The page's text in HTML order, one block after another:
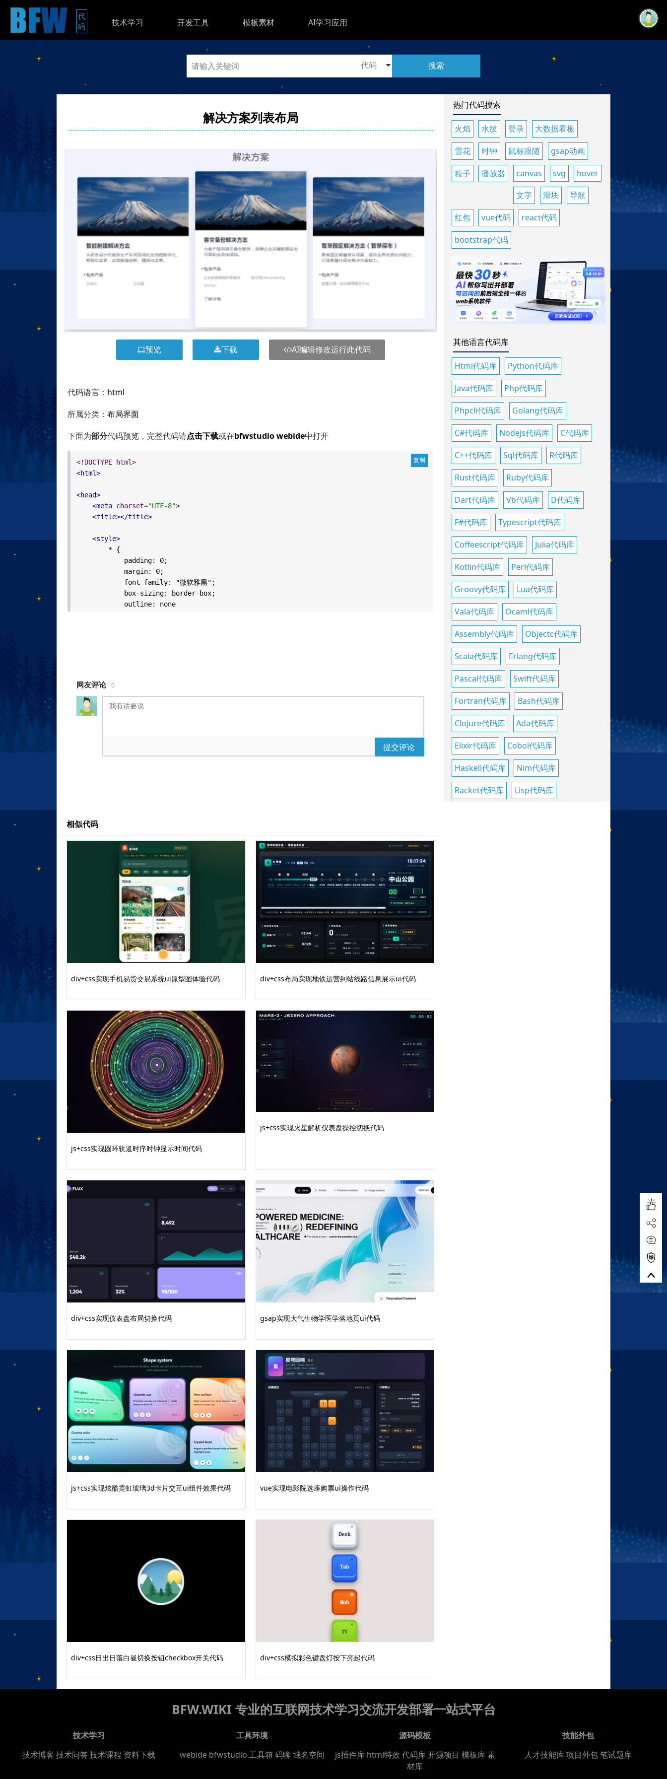
代
码
技术学习 开发工具 模板素材 AI学习应用
搜索
解决方案列表布局
预览 下载 AI编辑修改运行此代码
代码语言： html
所属分类：布局界面
下面为部分代码预览，完整代码请点击下载或在bfwstudio webide中打开
<!DOCTYPE html>
<html>
<head>
<meta charset="UTF-8">
<title></title>
<style>
* {
padding: 0;
margin: 0;
font-family: "微软雅黑";
box-sizing: border-box;
outline: none
color: inherit
ul {
list-style: none
position: relative;
}
.selected-solution>div {
position: relative;
width: 1270px;
margin: 0 auto
.selected-solution .swiper-container {
height: 695px;
width: 1200px
.selected-solution .layer-title {
color: #393b40;
padding: 50px 0 30px;
text-align: center;
font-size: 30px;
/*主体列表*/
.selected-solution .solution-cardlist {
max-width: 1200px;
margin: 20px auto 0
}
.swiper-slide,.swiper-wrapper {
height: 560px!important
}
.selected-solution .solution-cardlist .col-sm-4 {
padding: 0 10px;
top: 0;
transition: all .15s linear;
}
height: 4.........完整代码请登录后点击上方下载按钮下载查看
网友评论 0
提交评论
相似代码
div+css实现手机易货交易系统ui原型图体验代码 div+css布局实现地铁运营到站线路信息展示ui代码
js+css实现圆环轨道时序时钟显示时间代码
js+css实现火星解析仪表盘操控切换代码
div+css实现仪表盘布局切换代码 gsap实现大气生物学医学落地页ui代码
js+css实现炫酷霓虹玻璃3d卡片交互ui组件效果代码 vue实现电影院选座购票ui操作代码
div+css日出日落白昼切换按钮checkbox开关代码 div+css模拟彩色键盘灯按下亮起代码
热门代码搜索
火焰 水纹 登录 大数据看板
雪花 时钟 鼠标跟随 gsap动画
粒子 播放器 canvas svg
hover
文字
滑块 导航
红包 vue代码 react代码
bootstrap代码
其他语言代码库
Html代码库 Python代码库
Java代码库 Php代码库
Phpcli代码库 Golang代码库
C#代码库 Nodejs代码库 C代码库
C++代码库 Sql代码库 R代码库
Rust代码库 Ruby代码库
Dart代码库 Vb代码库 D代码库
F#代码库 Typescript代码库
Coffeescript代码库 Julia代码库
Kotlin代码库 Perl代码库
Groovy代码库 Lua代码库
Vala代码库 Ocaml代码库
Assembly代码库 Objectc代码库
Scala代码库 Erlang代码库
Pascal代码库 Swift代码库
Fortran代码库 Bash代码库
Clojure代码库 Ada代码库
Elixir代码库 Cobol代码库
Haskell代码库 Nim代码库
Racket代码库 Lisp代码库
BFW.WIKI 专业的互联网技术学习交流开发部署一站式平台
技术学习
技术博客 技术问答技术课程 资料下载
工具环境
webide bfwstudio 工具箱 码聊 域名空间
源码模板
js插件库 html特效 代码库开源项目 模板库素
材库
技能外包
人才技能库项目外包笔试题库